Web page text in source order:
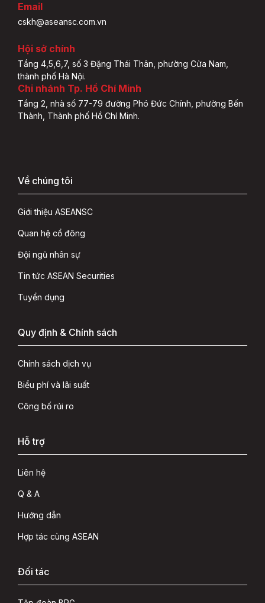
Email
cskh@aseansc.com.vn
Hội sở chính
Tầng 4,5,6,7, số 3 Đặng Thái Thân, phường Cửa Nam,
thành phố Hà Nội.
Chi nhánh Tp. Hồ Chí Minh
Tầng 2, nhà số 77-79 đường Phó Đức Chính, phường Bến
Thành, Thành phố Hồ Chí Minh.
Về chúng tôi
Giới thiệu ASEANSC
Quan hệ cổ đông
Đội ngũ nhân sự
Tin tức ASEAN Securities
Tuyển dụng
Quy định & Chính sách
Chính sách dịch vụ
Biểu phí và lãi suất
Công bố rủi ro
Hỗ trợ
Liên hệ
Q & A
Hướng dẫn
Hợp tác cùng ASEAN
Đối tác